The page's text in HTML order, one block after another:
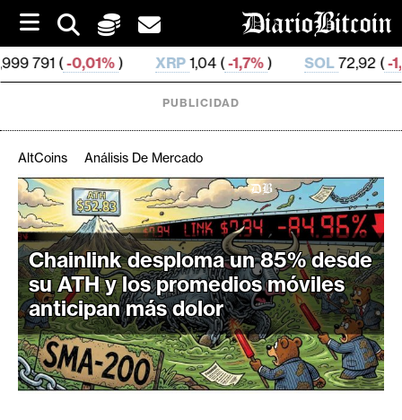
i
p
t
o
XRP1,04 (-1,7% SOL 72,92 (-1,44%) TRX
C
r
i
p
t
o
M
e
r
PUBLICIDAD
AltCoins Análisis De Mercado
Chainlink desploma un 85% desde
su ATH y los promedios móviles
anticipan más dolor